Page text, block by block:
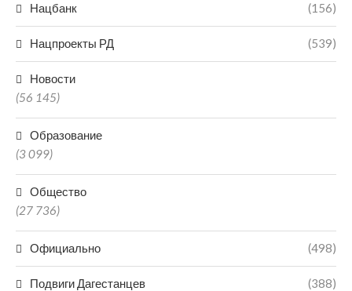
Нацбанк (156)
Нацпроекты РД (539)
Новости
(56 145)
Образование
(3 099)
Общество
(27 736)
Официально (498)
Подвиги Дагестанцев (388)